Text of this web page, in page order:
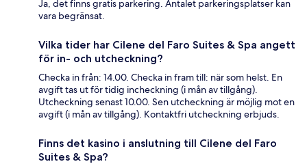
Ja, det finns gratis parkering. Antalet parkeringsplatser kan
vara begränsat.
Vilka tider har Cilene del Faro Suites & Spa angett
för in- och utcheckning?
Checka in från: 14.00. Checka in fram till: när som helst. En
avgift tas ut för tidig incheckning (i mån av tillgång).
Utcheckning senast 10.00. Sen utcheckning är möjlig mot en
avgift (i mån av tillgång). Kontaktfri utcheckning erbjuds.
Finns det kasino i anslutning till Cilene del Faro
Suites & Spa?